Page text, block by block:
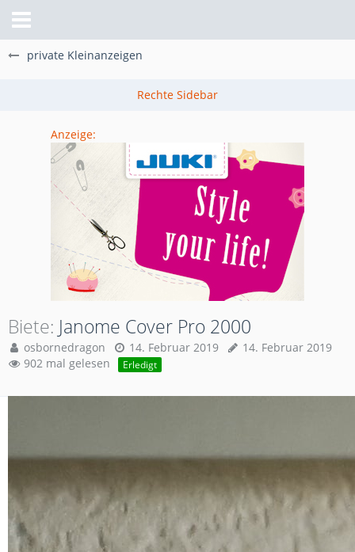
private Kleinanzeigen
Anzeige:
Biete Janome Cover Pro 2000
osbornedragon 14. Februar 2019
14. Februar 2019
902 mal gelesen
Erledigt